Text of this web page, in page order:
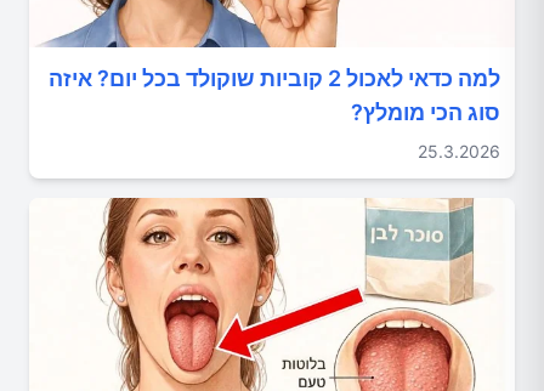
למה כדאי לאכול 2 קוביות שוקולד בכל יום? איזה
סוג הכי מומלץ?
25.3.2026